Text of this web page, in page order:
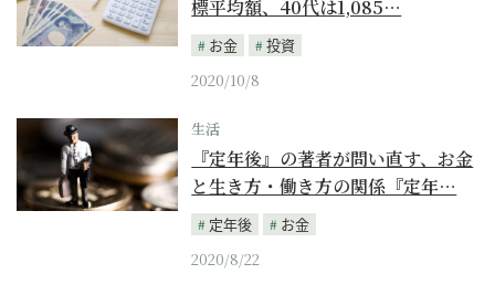
標平均額、40代は1,085…
お金
投資
2020/10/8
生活
『定年後』の著者が問い直す、お金
と生き方・働き方の関係『定年…
定年後
お金
2020/8/22